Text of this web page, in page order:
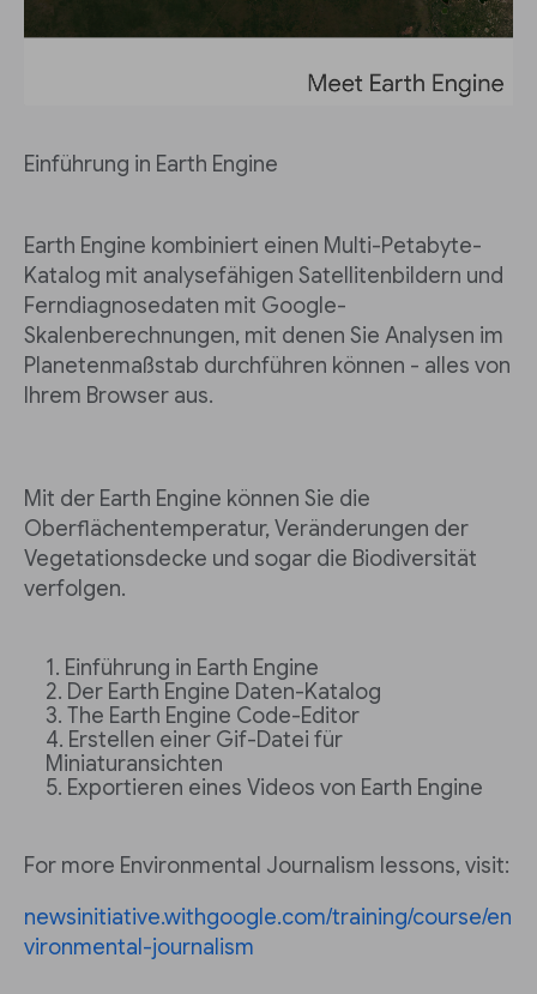
Einführung in Earth Engine
Earth Engine kombiniert einen Multi-Petabyte-
Katalog mit analysefähigen Satellitenbildern und
Ferndiagnosedaten mit Google-
Skalenberechnungen, mit denen Sie Analysen im
Planetenmaßstab durchführen können - alles von
Ihrem Browser aus.
Mit der Earth Engine können Sie die
Oberflächentemperatur, Veränderungen der
Vegetationsdecke und sogar die Biodiversität
verfolgen.
Einführung in Earth Engine
Der Earth Engine Daten-Katalog
The Earth Engine Code-Editor
Erstellen einer Gif-Datei für
Miniaturansichten
Exportieren eines Videos von Earth Engine
For more Environmental Journalism lessons, visit:
newsinitiative.withgoogle.com/training/course/en
vironmental-journalism